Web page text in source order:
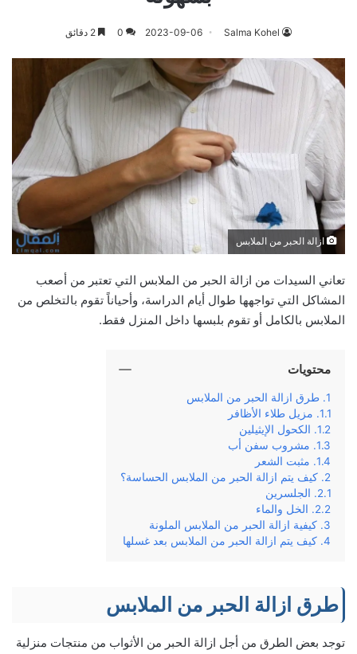
Salma Kohel
2023-09-06
0
ازالة الحبر من الملابس
تعاني السيدات من ازالة الحبر من الملابس التي تعتبر من أصعب
المشاكل التي تواجهها طوال أيام الدراسة، وأحياناً تقوم بالتخلص من
الملابس بالكامل أو تقوم بلبسها داخل المنزل فقط.
محتويات
طرق ازالة الحبر من الملابس
مزيل طلاء الأظافر
الكحول الإيثيلين
مشروب سفن أب
مثبت الشعر
كيف يتم ازالة الحبر من الملابس الحساسة؟
الجلسرين
الخل والماء
كيفية ازالة الحبر من الملابس الملونة
كيف يتم ازالة الحبر من الملابس بعد غسلها
طرق ازالة الحبر من الملابس
توجد بعض الطرق من أجل ازالة الحبر من الأثواب من منتجات منزلية